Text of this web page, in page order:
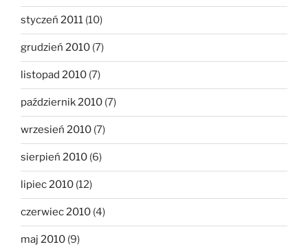
styczeń 2011 (10)
grudzień 2010 (7)
listopad 2010 (7)
październik 2010 (7)
wrzesień 2010 (7)
sierpień 2010 (6)
lipiec 2010 (12)
czerwiec 2010 (4)
maj 2010 (9)